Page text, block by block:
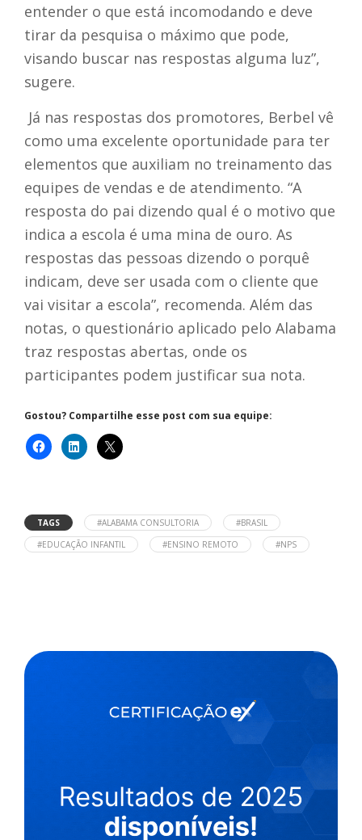
entender o que está incomodando e deve
tirar da pesquisa o máximo que pode,
visando buscar nas respostas alguma luz”,
sugere.
Já nas respostas dos promotores, Berbel vê
como uma excelente oportunidade para ter
elementos que auxiliam no treinamento das
equipes de vendas e de atendimento. “A
resposta do pai dizendo qual é o motivo que
indica a escola é uma mina de ouro. As
respostas das pessoas dizendo o porquê
indicam, deve ser usada com o cliente que
vai visitar a escola”, recomenda. Além das
notas, o questionário aplicado pelo Alabama
traz respostas abertas, onde os
participantes podem justificar sua nota.
Gostou? Compartilhe esse post com sua equipe:
TAGS #ALABAMA CONSULTORIA
#BRASIL
#EDUCAÇÃO INFANTIL
#ENSINO REMOTO #NPS